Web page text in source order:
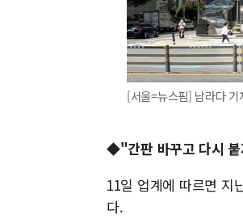
[서울=뉴스핌] 남라다
◆"간판 바꾸고 다시 붙
11일 업계에 따르면 지
다.